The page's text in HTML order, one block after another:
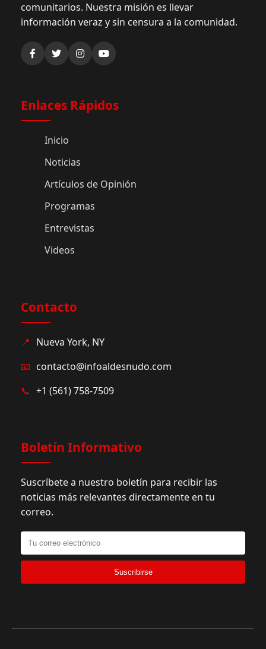
comunitarios. Nuestra misión es llevar
información veraz y sin censura a la comunidad.
Enlaces Rápidos
Inicio
Noticias
Artículos de Opinión
Programas
Entrevistas
Videos
Contacto
📍 Nueva York, NY
📧 contacto@infoaldesnudo.com
📞 +1 (561) 758-7509
Boletín Informativo
Suscríbete a nuestro boletín para recibir las
noticias más relevantes directamente en tu
correo.
Suscribirse